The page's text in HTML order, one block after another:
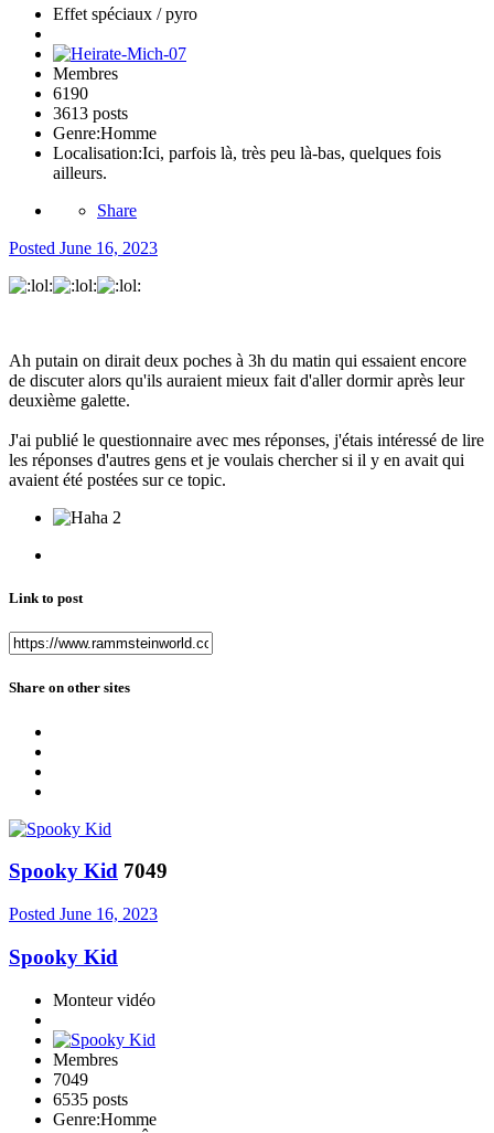
Effet spéciaux / pyro
Membres
6190
3613 posts
Genre:Homme
Localisation:Ici, parfois là, très peu là-bas, quelques fois
ailleurs.
Share
Posted June 16, 2023
Ah putain on dirait deux poches à 3h du matin qui essaient encore
de discuter alors qu'ils auraient mieux fait d'aller dormir après leur
deuxième galette.
J'ai publié le questionnaire avec mes réponses, j'étais intéressé de lire
les réponses d'autres gens et je voulais chercher si il y en avait qui
avaient été postées sur ce topic.
2
Link to post
Share on other sites
Spooky Kid 7049
Posted June 16, 2023
Spooky Kid
Monteur vidéo
Membres
7049
6535 posts
Genre:Homme